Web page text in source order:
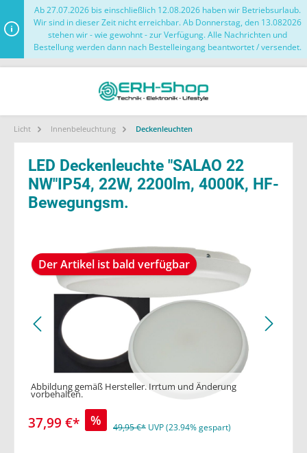
Ab 27.07.2026 bis einschließlich 12.08.2026 haben wir Betriebsurlaub.
Wir sind in dieser Zeit nicht erreichbar. Ab Donnerstag, den 13.082026
stehen wir - wie gewohnt - zur Verfügung. Alle Nachrichten und
Bestellung werden dann nach Bestelleingang beantwortet / versendet.
Licht Innenbeleuchtung Deckenleuchten
LED Deckenleuchte "SALAO 22
NW"IP54, 22W, 2200lm, 4000K, HF-
Bewegungsm.
Der Artikel ist bald verfügbar
Abbildung gemäß Hersteller. Irrtum und Änderung
vorbehalten.
37,99 €* % 49,95 €* UVP (23.94% gespart)